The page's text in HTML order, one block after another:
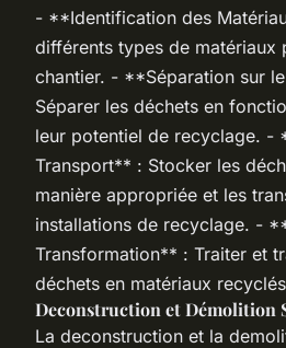
- **Identification des
différents types de matériaux
chantier. - **Séparation sur
Séparer les déchets en
leur potentiel de recyclage. -
Transport** : Stocker les
manière appropriée et les
installations de recyclage. -
Transformation** : Traiter et
déchets en matériaux
Deconstruction et Démolition
La deconstruction et la